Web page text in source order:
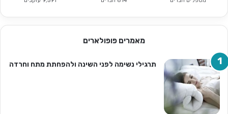
מאמרים פופולארים
תרגילי נשימה לפני השינה ולהפחתת מתח וחרדה